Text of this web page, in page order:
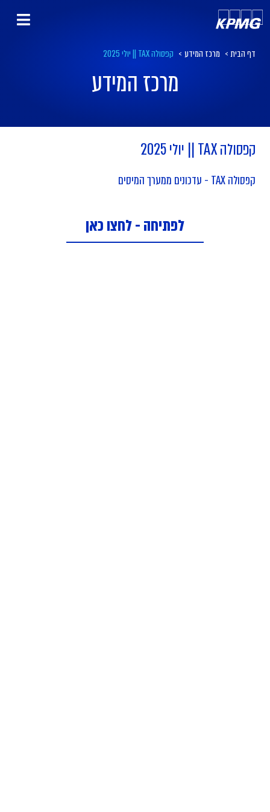
דף הבית > מרכז המידע > קפסולה TAX || יולי 2025
מרכז המידע
קפסולה TAX || יולי 2025
קפסולה TAX - עדכונים ממערך המיסים
לפתיחה - לחצו כאן